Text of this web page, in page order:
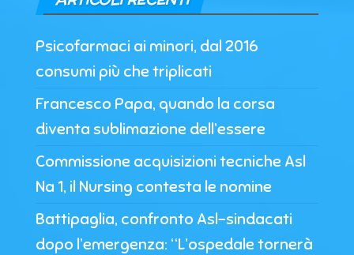
Psicofarmaci ai minori, dal 2016
consumi più che triplicati
Francesco Papa, quando la corsa
diventa sublimazione dell’essere
Commissione acquisizioni tecniche Asl
Na 1, il Nursing contesta le nomine
Battipaglia, confronto Asl-sindacati
dopo l’emergenza: “L’ospedale tornerà